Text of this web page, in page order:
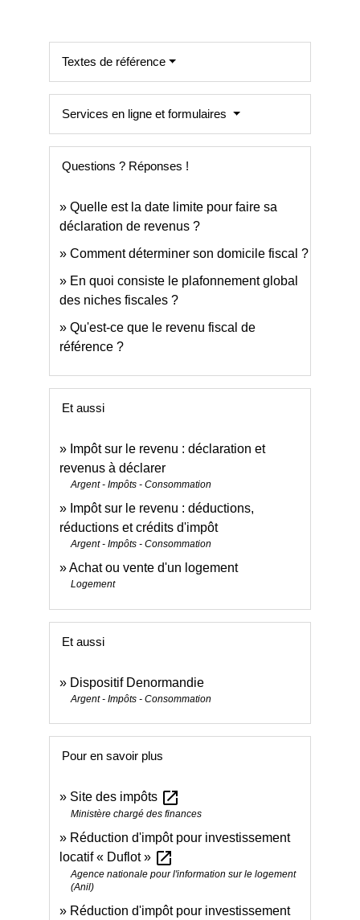
Textes de référence
Services en ligne et formulaires
Questions ? Réponses !
Quelle est la date limite pour faire sa
déclaration de revenus ?
Comment déterminer son domicile fiscal ?
En quoi consiste le plafonnement global
des niches fiscales ?
Qu'est-ce que le revenu fiscal de
référence ?
Et aussi
Impôt sur le revenu : déclaration et
revenus à déclarer
Argent - Impôts - Consommation
Impôt sur le revenu : déductions,
réductions et crédits d'impôt
Argent - Impôts - Consommation
Achat ou vente d'un logement
Logement
Et aussi
Dispositif Denormandie
Argent - Impôts - Consommation
Pour en savoir plus
Site des impôts open_in_new
Ministère chargé des finances
Réduction d'impôt pour investissement
locatif « Duflot » open_in_new
Agence nationale pour l'information sur le logement
(Anil)
Réduction d'impôt pour investissement